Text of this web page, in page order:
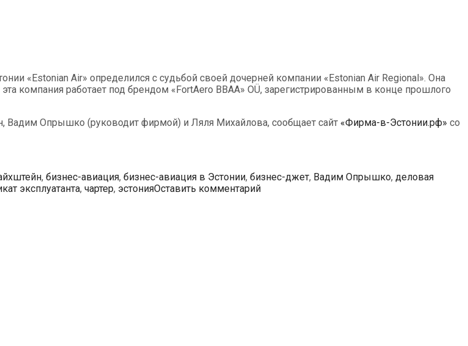
«Estonian Air» определился с судьбой своей дочерней компании «Estonian Air Regional». Она
компания работает под брендом «FortAero BBAA» OÜ, зарегистрированным в конце прошлого
Вадим Опрышко (руководит фирмой) и Ляля Михайлова, сообщает сайт «Фирма-в-Эстонии.рф» со
, бизнес-авиация, бизнес-авиация в Эстонии, бизнес-джет, Вадим Опрышко, деловая
эксплуатанта, чартер, эстонияОставить комментарий